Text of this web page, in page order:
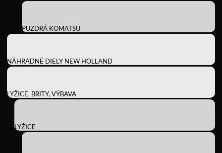
PUZDRÁ KOMATSU
NÁHRADNÉ DIELY NEW HOLLAND
LYŽICE, BRITY, VÝBAVA
LYŽICE